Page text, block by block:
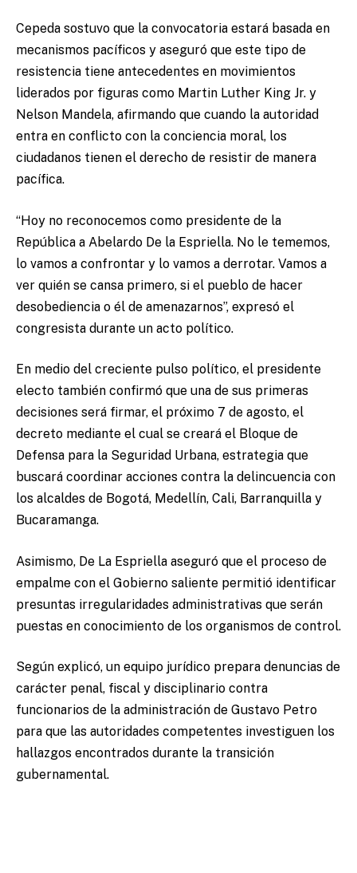
Cepeda sostuvo que la convocatoria estará basada en
mecanismos pacíficos y aseguró que este tipo de
resistencia tiene antecedentes en movimientos
liderados por figuras como Martin Luther King Jr. y
Nelson Mandela, afirmando que cuando la autoridad
entra en conflicto con la conciencia moral, los
ciudadanos tienen el derecho de resistir de manera
pacífica.
“Hoy no reconocemos como presidente de la
República a Abelardo De la Espriella. No le tememos,
lo vamos a confrontar y lo vamos a derrotar. Vamos a
ver quién se cansa primero, si el pueblo de hacer
desobediencia o él de amenazarnos”, expresó el
congresista durante un acto político.
En medio del creciente pulso político, el presidente
electo también confirmó que una de sus primeras
decisiones será firmar, el próximo 7 de agosto, el
decreto mediante el cual se creará el Bloque de
Defensa para la Seguridad Urbana, estrategia que
buscará coordinar acciones contra la delincuencia con
los alcaldes de Bogotá, Medellín, Cali, Barranquilla y
Bucaramanga.
Asimismo, De La Espriella aseguró que el proceso de
empalme con el Gobierno saliente permitió identificar
presuntas irregularidades administrativas que serán
puestas en conocimiento de los organismos de control.
Según explicó, un equipo jurídico prepara denuncias de
carácter penal, fiscal y disciplinario contra
funcionarios de la administración de Gustavo Petro
para que las autoridades competentes investiguen los
hallazgos encontrados durante la transición
gubernamental.